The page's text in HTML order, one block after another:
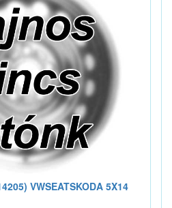
VWSEATSKODA 5X14